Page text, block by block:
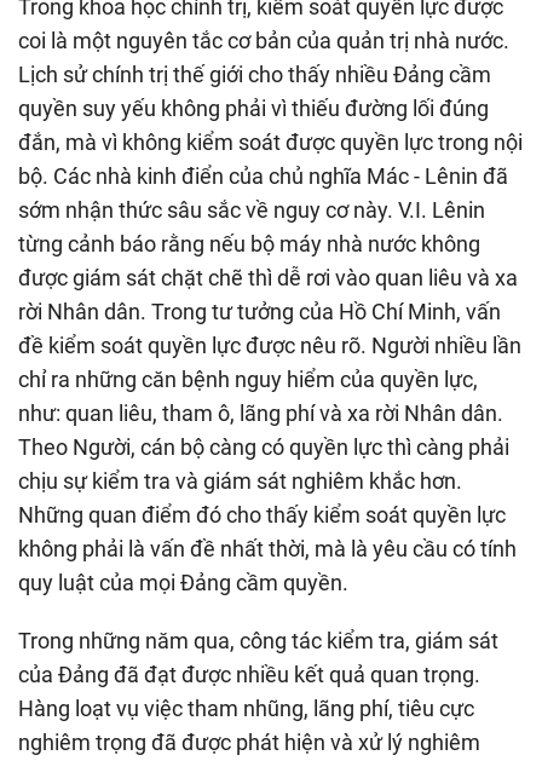
Trong khoa học chính trị, kiểm soát quyền lực được
coi là một nguyên tắc cơ bản của quản trị nhà nước.
Lịch sử chính trị thế giới cho thấy nhiều Đảng cầm
quyền suy yếu không phải vì thiếu đường lối đúng
đắn, mà vì không kiểm soát được quyền lực trong nội
bộ. Các nhà kinh điển của chủ nghĩa Mác - Lênin đã
sớm nhận thức sâu sắc về nguy cơ này. V.I. Lênin
từng cảnh báo rằng nếu bộ máy nhà nước không
được giám sát chặt chẽ thì dễ rơi vào quan liêu và xa
rời Nhân dân. Trong tư tưởng của Hồ Chí Minh, vấn
đề kiểm soát quyền lực được nêu rõ. Người nhiều lần
chỉ ra những căn bệnh nguy hiểm của quyền lực,
như: quan liêu, tham ô, lãng phí và xa rời Nhân dân.
Theo Người, cán bộ càng có quyền lực thì càng phải
chịu sự kiểm tra và giám sát nghiêm khắc hơn.
Những quan điểm đó cho thấy kiểm soát quyền lực
không phải là vấn đề nhất thời, mà là yêu cầu có tính
quy luật của mọi Đảng cầm quyền.
Trong những năm qua, công tác kiểm tra, giám sát
của Đảng đã đạt được nhiều kết quả quan trọng.
Hàng loạt vụ việc tham nhũng, lãng phí, tiêu cực
nghiêm trọng đã được phát hiện và xử lý nghiêm